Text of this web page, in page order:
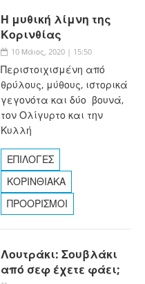
Η μυθική λίμνη της
Κορινθίας
10 Μάιος, 2020 | 15:50
Περιστοιχισμένη από
θρύλους, μύθους, ιστορικά
γεγονότα και δύο βουνά,
τον Ολίγυρτο και την
Κυλλή
ΕΠΙΛΟΓΕΣ
ΚΟΡΙΝΘΙΑΚΑ
ΠΡΟΟΡΙΣΜΟΙ
Λουτράκι: Σουβλάκι
από σεφ έχετε φάει;